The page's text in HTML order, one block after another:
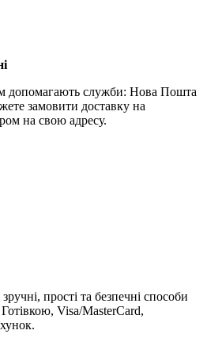
допомагають служби: Нова Пошта
замовити доставку на
на свою адресу.
прості та безпечні способи
Visa/MasterCard,